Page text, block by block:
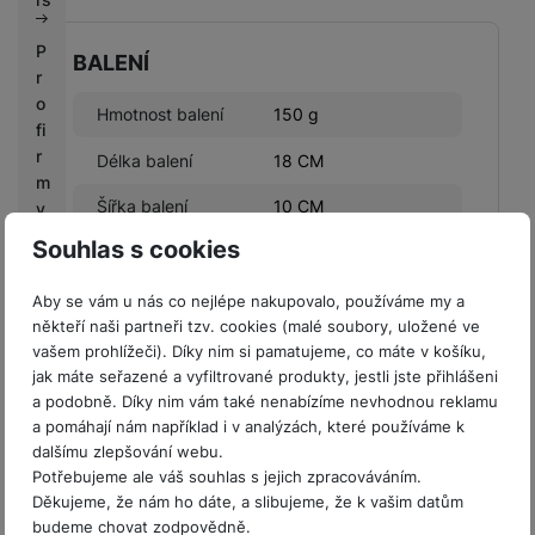
Souhlas s cookies
Aby se vám u nás co nejlépe nakupovalo, používáme my a
někteří naši partneři tzv. cookies (malé soubory, uložené ve
vašem prohlížeči). Díky nim si pamatujeme, co máte v košíku,
jak máte seřazené a vyfiltrované produkty, jestli jste přihlášeni
a podobně. Díky nim vám také nenabízíme nevhodnou reklamu
a pomáhají nám například i v analýzách, které používáme k
dalšímu zlepšování webu.
Potřebujeme ale váš souhlas s jejich zpracováváním.
Děkujeme, že nám ho dáte, a slibujeme, že k vašim datům
budeme chovat zodpovědně.
P
r
o
fi
r
m
y
V
k
u
b
o
n
u
BALENÍ
Hmotnost balení 150 g
Délka balení 18 CM
Šířka balení 10 CM
Výška balení
LEGISLATIVNÍ POŽADAVKY
Název výrobce Guess